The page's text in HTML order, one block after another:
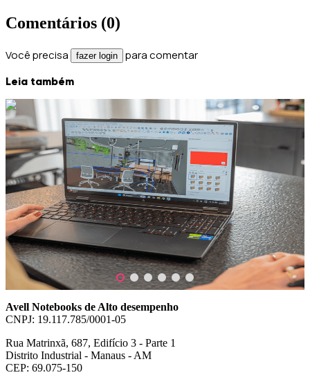
Comentários (0)
Você precisa fazer login para comentar
Leia também
5 de agosto de 2026Guias e Dicas
O que são Hertz e como funcionam?
Entenda de forma simples e direta o que são Hertz e como
funcionam. Descubra como a taxa de atualização afeta a fluidez da
sua tela, a diferença entre as frequências e a relação direta com o
FPS do seu hardware.
Avell Notebooks de Alto desempenho
CNPJ: 19.117.785/0001-05
Rua Matrinxã, 687, Edifício 3 - Parte 1
Distrito Industrial - Manaus - AM
CEP: 69.075-150